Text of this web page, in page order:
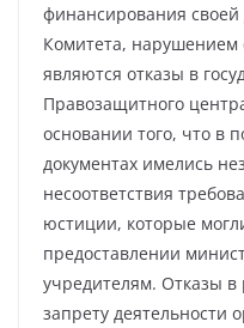
финансирования
Комитета, нарушением
являются отказы в
Правозащитного
основании того, что в
документах имелись
несоответствия
юстиции, которые
предоставлении
учредителям. Отказы
запрету деятельности